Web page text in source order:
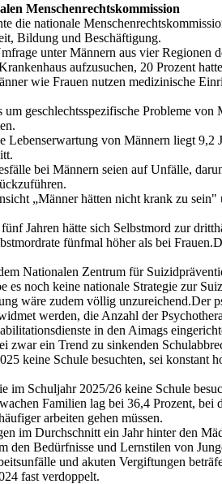
Menschenrechtskommission
die nationale
Bildung und Beschäftigung.
unter Männern aus vier Regionen
aufzusuchen, 20 Prozent
wie Frauen nutzen medizinische
um geschlechtsspezifische Probleme
Lebenserwartung von Männern liegt 9,2
bei Männern seien auf Unfälle,
„Männer hätten nicht krank zu
Jahren hätte sich Selbstmord zur
fünfmal höher als bei
Nationalen Zentrum für
es noch keine nationale Strategie zur
wäre zudem völlig unzureichend.Der
werden, die Anzahl der
in den Aimags
zwar ein Trend zu sinkenden
keine Schule besuchten, sei konstant
im Schuljahr 2025/26 keine Schule
Familien lag bei 36,4 Prozent,
arbeiten gehen müssen.
im Durchschnitt ein Jahr hinter den
den Bedürfnisse und Lernstilen von
und akuten Vergiftungen
fast verdoppelt.